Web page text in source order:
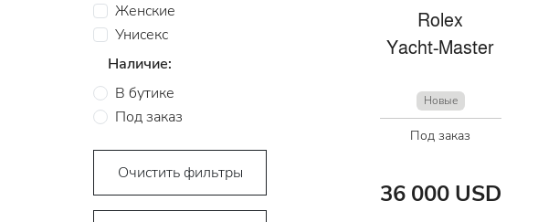
Женские
Унисекс
Наличие:
В бутике
Под заказ
Очистить фильтры
Rolex
Yacht-Master
Новые
Под заказ
36 000 USD